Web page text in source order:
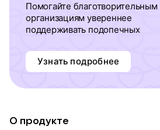
Помогайте благотворительным
организациям увереннее
поддерживать подопечных
Узнать подробнее
О продукте